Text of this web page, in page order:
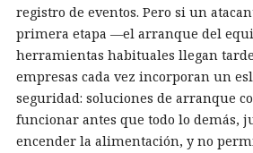
registro de eventos. Pero si un
primera etapa —el arranque del
herramientas habituales llegan
empresas cada vez incorporan un
seguridad: soluciones de arranque
funcionar antes que todo lo demás,
encender la alimentación, y no